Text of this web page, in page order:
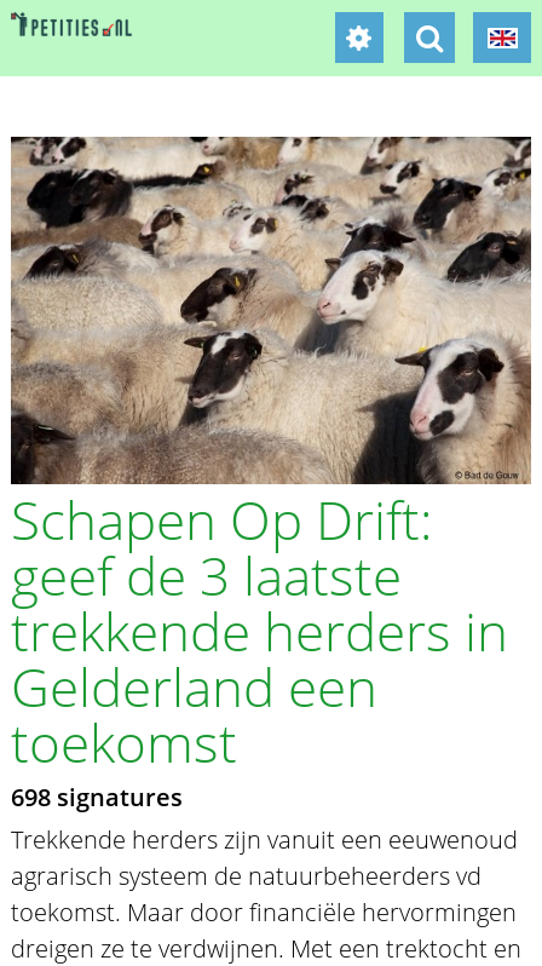
Schapen Op Drift:
geef de 3 laatste
trekkende herders in
Gelderland een
toekomst
698 signatures
Trekkende herders zijn vanuit een eeuwenoud
agrarisch systeem de natuurbeheerders vd
toekomst. Maar door financiële hervormingen
dreigen ze te verdwijnen. Met een trektocht en